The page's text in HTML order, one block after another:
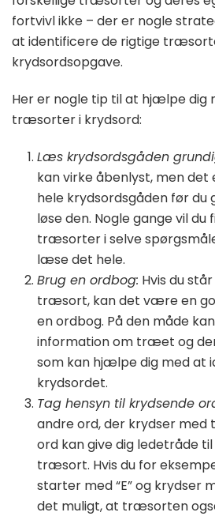
fortvivl ikke – der er nogle
at identificere de rigtige
krydsordsopgave.
Her er nogle tip til at hjælpe dig
træsorter i krydsord:
Læs krydsordsgåden
kan virke åbenlyst, men
hele krydsordsgåden før du
løse den. Nogle gange vil
træsorter i selve
læse det hele.
Brug en ordbog: Hvis du
træsort, kan det være en
en ordbog. På den måde
information om træet og
som kan hjælpe dig med at
krydsordet.
Tag hensyn til krydsende
andre ord, der krydser
ord kan give dig ledetråde
træsort. Hvis du for
starter med “E” og krydser
det muligt, at træsorten